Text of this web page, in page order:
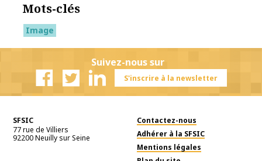
Mots-clés
Image
Suivez-nous sur
S'inscrire à la newsletter
SFSIC
77 rue de Villiers
92200Neuilly sur Seine
Contactez-nous
Adhérer à la SFSIC
Mentions légales